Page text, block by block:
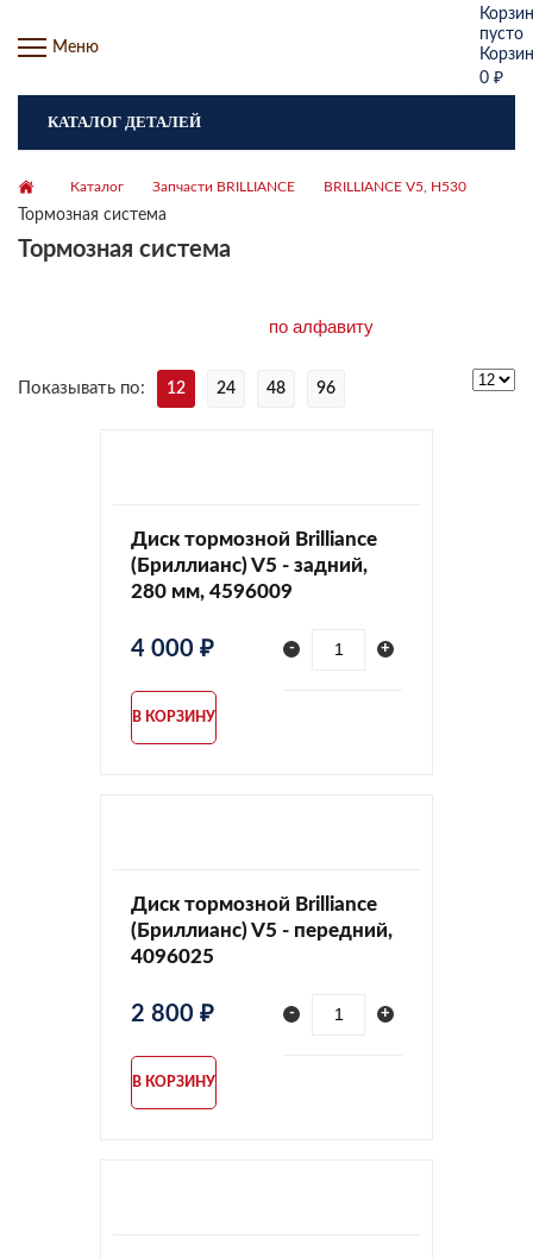
Меню
пусто
0 ₽
КАТАЛОГ ДЕТАЛЕЙ
Каталог Запчасти BRILLIANCE BRILLIANCE V5, H530
Тормозная система
Тормозная система
Показывать по: 12 24 48 96
Диск тормозной Brilliance
(Бриллианс) V5 - задний,
280 мм, 4596009
4 000 ₽ - +
В КОРЗИНУ
Диск тормозной Brilliance
(Бриллианс) V5 - передний,
4096025
2 800 ₽ - +
В КОРЗИНУ